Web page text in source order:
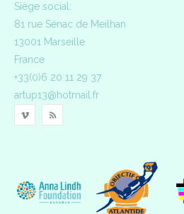
Siège social:
81 rue Sénac de Meilhan
13001 Marseille
France
+33(0)6 20 11 29 37
artup13@hotmail.fr